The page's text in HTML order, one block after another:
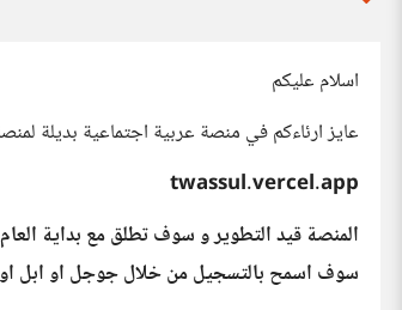
اسلام عليكم
عايز ارئاءكم في منصة عربية اجتماعية بديلة
twassul.vercel.app
المنصة قيد التطوير و سوف تطلق مع بداية
سوف اسمح بالتسجيل من خلال جوجل او ابل او